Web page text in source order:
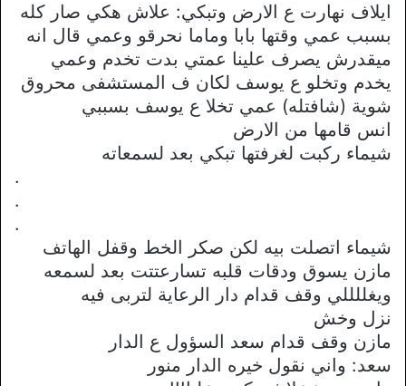
ايلاف نهارت ع الارض وتبكي: علاش هكي صار كله
بسبب عمي وقتها بابا وماما نحرقو وعمي قال انه
ميقدرش يصرف علينا عمتي بدت تخدم وعمي
يخدم وتخلو ع يوسف لكان ف المستشفى محروق
شوية (شافتله) عمي تخلا ع يوسف بسببي
انس قامها من الارض
شيماء ركبت لغرفتها تبكي بعد لسمعاته
.
.
.
شيماء اتصلت بيه لكن صكر الخط وقفل الهاتف
مازن يسوق ودقات قلبه تسارعتتت بعد لسمعه
ويغللللي وقف قدام دار الرعاية لتربى فيه
نزل وخش
مازن وقف قدام سعد السؤول ع الدار
سعد: واني نقول خيره الدار منور